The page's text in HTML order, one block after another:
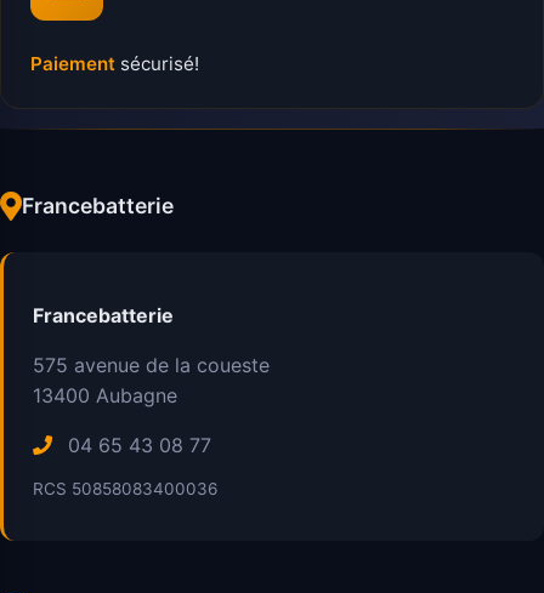
Paiement sécurisé!
Francebatterie
Francebatterie
575 avenue de la coueste
13400 Aubagne
04 65 43 08 77
RCS 50858083400036